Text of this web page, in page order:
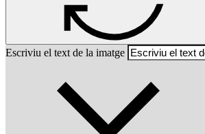
Escriviu el text de la imatge